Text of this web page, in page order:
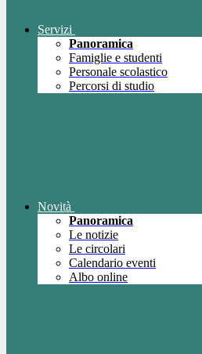
Servizi
Panoramica
Famiglie e studenti
Personale scolastico
Percorsi di studio
Novità
Panoramica
Le notizie
Le circolari
Calendario eventi
Albo online